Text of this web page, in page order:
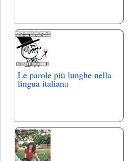
Le parole più lunghe nella
lingua italiana